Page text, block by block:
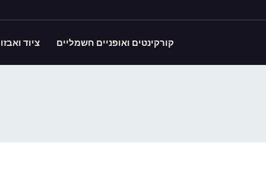
קורקינטים ואופניים חשמליים ציוד